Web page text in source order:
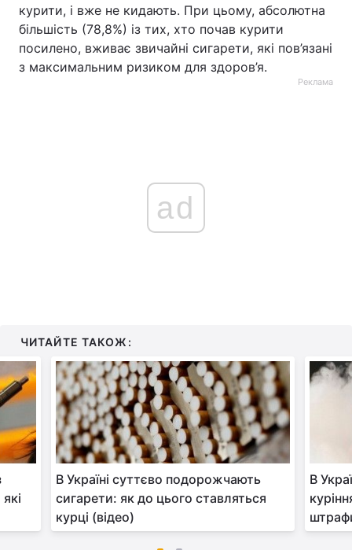
курити, і вже не кидають. При цьому, абсолютна
більшість (78,8%) із тих, хто почав курити
посилено, вживає звичайні сигарети, які пов’язані
з максимальним ризиком для здоров’я.
Реклама
ad
ЧИТАЙТЕ ТАКОЖ:
В Україні суттєво подорожчають
сигарети: як до цього ставляться
курці (відео)
В